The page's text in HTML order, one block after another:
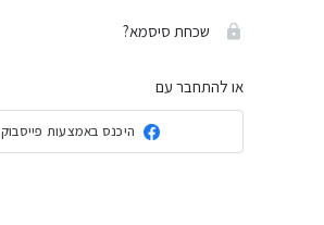
שכחת סיסמא?
או להתחבר עם
היכנס באמצעות פייסבוק